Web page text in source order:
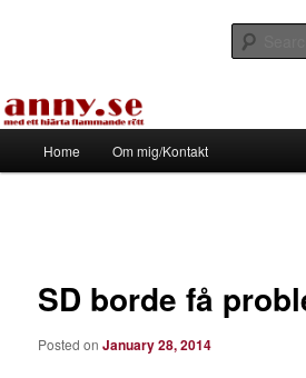
Tapirhen
Home Om mig/Kontakt
SD borde få
Posted onJanuary 28, 2014